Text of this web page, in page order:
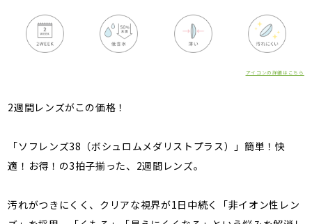
アイコンの詳細はこちら
2週間レンズがこの価格！
「ソフレンズ38（ボシュロムメダリストプラス）」簡単！快
適！お得！の3拍子揃った、2週間レンズ。
汚れがつきにくく、クリアな視界が1日中続く「非イオン性レン